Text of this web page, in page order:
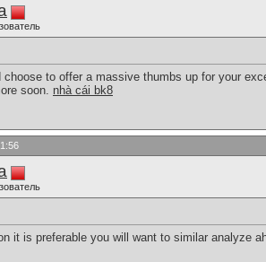
choose to offer a massive thumbs up for your
soon. nhà cái bk8
it is preferable you will want to similar analyze